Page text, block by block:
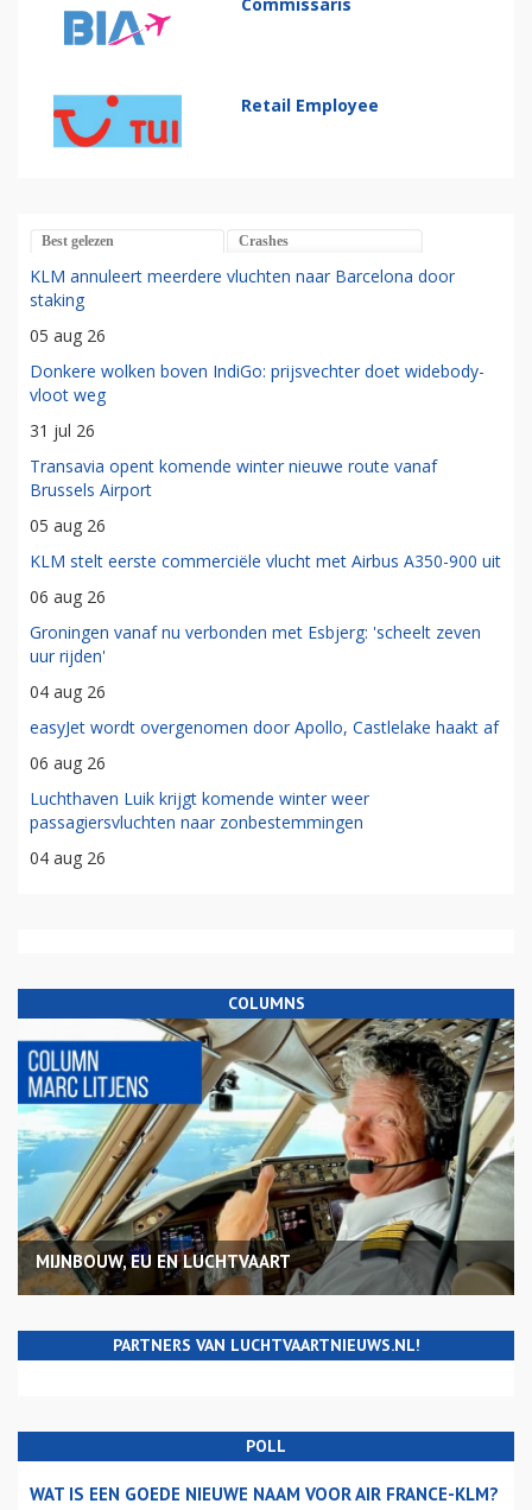
Retail Employee
Best gelezen Crashes
KLM annuleert meerdere vluchten naar Barcelona door
staking
05 aug 26
Donkere wolken boven IndiGo: prijsvechter doet widebody-
vloot weg
31 jul 26
Transavia opent komende winter nieuwe route vanaf
Brussels Airport
05 aug 26
KLM stelt eerste commerciële vlucht met Airbus A350-900 uit
06 aug 26
Groningen vanaf nu verbonden met Esbjerg: 'scheelt zeven
uur rijden'
04 aug 26
easyJet wordt overgenomen door Apollo, Castlelake haakt af
06 aug 26
Luchthaven Luik krijgt komende winter weer
passagiersvluchten naar zonbestemmingen
04 aug 26
COLUMNS
MIJNBOUW, EU EN LUCHTVAART
PARTNERS VAN LUCHTVAARTNIEUWS.NL!
POLL
WAT IS EEN GOEDE NIEUWE NAAM VOOR AIR FRANCE-KLM?